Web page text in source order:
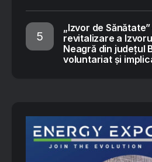
„Izvor de
revitalizare a
Neagră din județul
voluntariat și